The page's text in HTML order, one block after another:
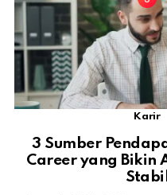
Karir
3 Sumber
Career yang Bikin
Stabil